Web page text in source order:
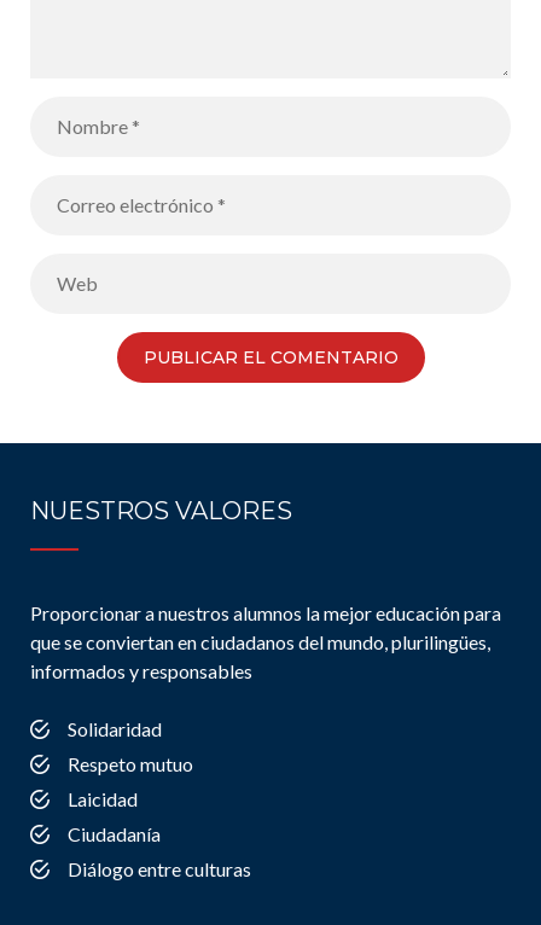
NUESTROS VALORES
Proporcionar a nuestros alumnos la mejor educación para
que se conviertan en ciudadanos del mundo, plurilingües,
informados y responsables
Solidaridad
Respeto mutuo
Laicidad
Ciudadanía
Diálogo entre culturas